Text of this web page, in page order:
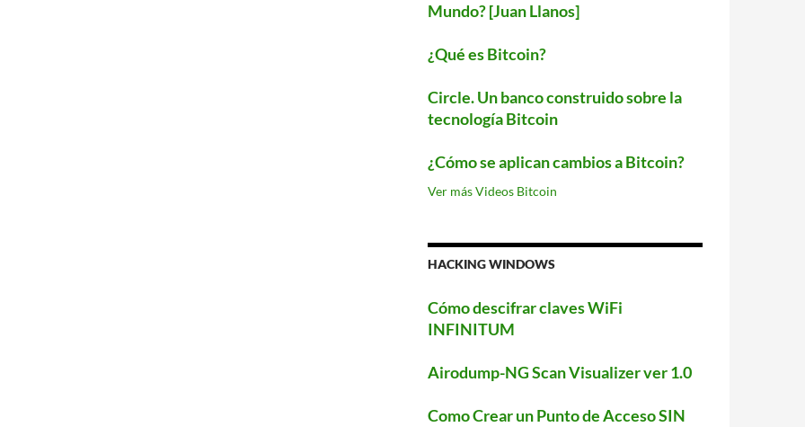
Mundo? [Juan Llanos]
¿Qué es Bitcoin?
Circle. Un banco construido sobre la
tecnología Bitcoin
¿Cómo se aplican cambios a Bitcoin?
Ver más Videos Bitcoin
HACKING WINDOWS
Cómo descifrar claves WiFi
INFINITUM
Airodump-NG Scan Visualizer ver 1.0
Como Crear un Punto de Acceso SIN